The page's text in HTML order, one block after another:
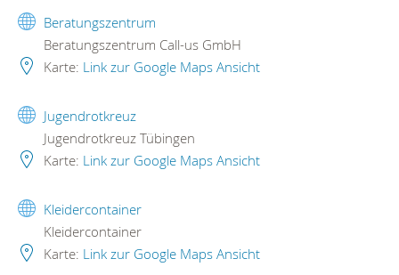
Beratungszentrum
Beratungszentrum Call-us GmbH
Karte: Link zur Google Maps Ansicht
Jugendrotkreuz
Jugendrotkreuz Tübingen
Karte: Link zur Google Maps Ansicht
Kleidercontainer
Kleidercontainer
Karte: Link zur Google Maps Ansicht